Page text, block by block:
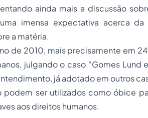
ainda mais a discussão
imensa expectativa acerca da
a matéria.
de 2010, mais precisamente em
julgando o caso “Gomes Lund
já adotado em outros
podem ser utilizados como óbice
aos direitos humanos.